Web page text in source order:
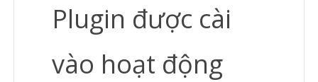
Plugin được cài
vào hoạt động